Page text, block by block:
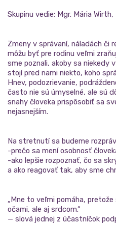
Skupinu vedie: Mgr. Mária
Zmeny v správaní, náladách či
môžu byť pre rodinu veľmi
sme poznali, akoby sa niekedy
stojí pred nami niekto, koho
Hnev, podozrievanie,
často nie sú úmyselné, ale sú
snahy človeka prispôsobiť sa
nejasnejším.
Na stretnutí sa budeme
-prečo sa mení osobnosť
-ako lepšie rozpoznať, čo sa
a ako reagovať tak, aby sme
„Mne to veľmi pomáha,
očami, ale aj srdcom.“
— slová jednej z účastníčok